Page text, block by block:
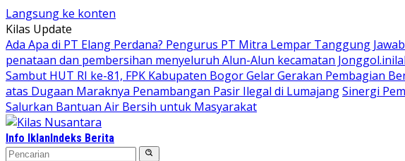
Langsung ke konten
Kilas Update
Ada Apa di PT Elang Perdana? Pengurus PT Mitra Lempar Tanggung
penataan dan pembersihan menyeluruh Alun-Alun kecamatan
Sambut HUT RI ke-81, FPK Kabupaten Bogor Gelar Gerakan Pembagian
atas Dugaan Maraknya Penambangan Pasir Ilegal di LumajangSinergi
Salurkan Bantuan Air Bersih untuk Masyarakat
Info IklanIndeks Berita